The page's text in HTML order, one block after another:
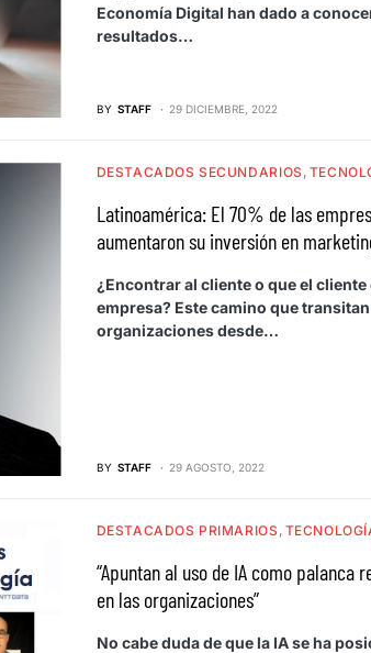
Economía Digital han dado a
resultados…
BY STAFF 29 DICIEMBRE, 2022
DESTACADOS SECUNDARIOS
Latinoamérica: El 70% de las
aumentaron su inversión en
¿Encontrar al cliente o que el cliente
empresa? Este camino que
organizaciones desde…
BY STAFF 29 AGOSTO, 2022
DESTACADOS PRIMARIOS
“Apuntan al uso de IA como palanca
en las organizaciones”
No cabe duda de que la IA se ha